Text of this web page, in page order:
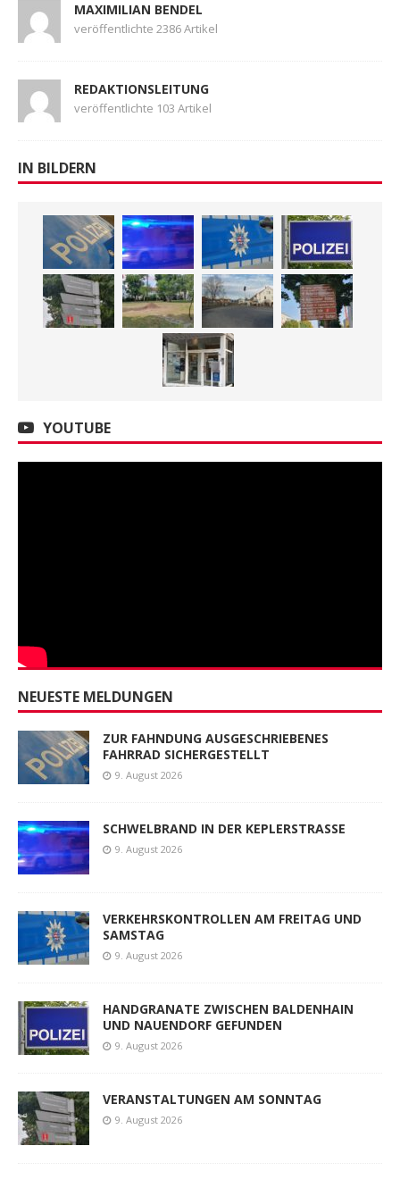
MAXIMILIAN BENDEL
veröffentlichte 2386 Artikel
REDAKTIONSLEITUNG
veröffentlichte 103 Artikel
IN BILDERN
YOUTUBE
NEUESTE MELDUNGEN
ZUR FAHNDUNG AUSGESCHRIEBENES
FAHRRAD SICHERGESTELLT
9. August 2026
SCHWELBRAND IN DER KEPLERSTRASSE
9. August 2026
VERKEHRSKONTROLLEN AM FREITAG UND
SAMSTAG
9. August 2026
HANDGRANATE ZWISCHEN BALDENHAIN
UND NAUENDORF GEFUNDEN
9. August 2026
VERANSTALTUNGEN AM SONNTAG
9. August 2026